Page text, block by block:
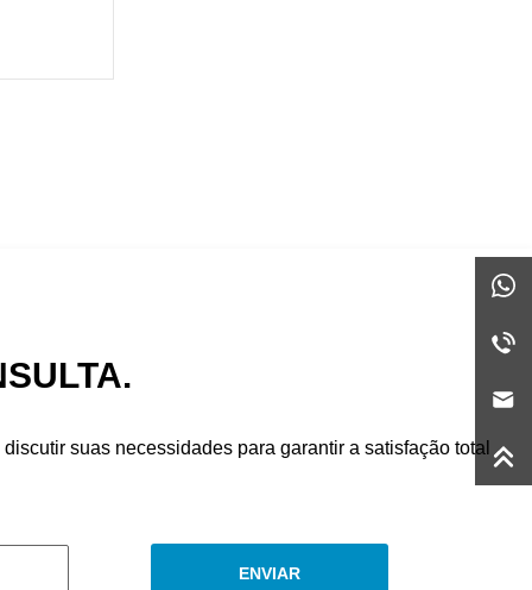
suas necessidades para garantir a satisfação total
ENVIAR